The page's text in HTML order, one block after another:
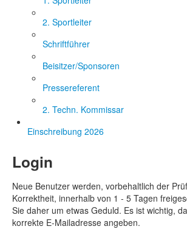
2. Sportleiter
Schriftführer
Beisitzer/Sponsoren
Pressereferent
2. Techn. Kommissar
Einschreibung 2026
Login
Neue Benutzer werden, vorbehaltlich der
Korrektheit, innerhalb von 1 - 5 Tagen
Sie daher um etwas Geduld. Es ist wichtig,
korrekte E-Mailadresse angeben.